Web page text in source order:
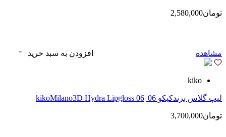
تومان2,580,000
مشاهده افزودن به سبد خرید
kiko
لیپ گلاس‌ برندکیکو 06 |kikoMilano3D Hydra Lipgloss 06
تومان3,700,000